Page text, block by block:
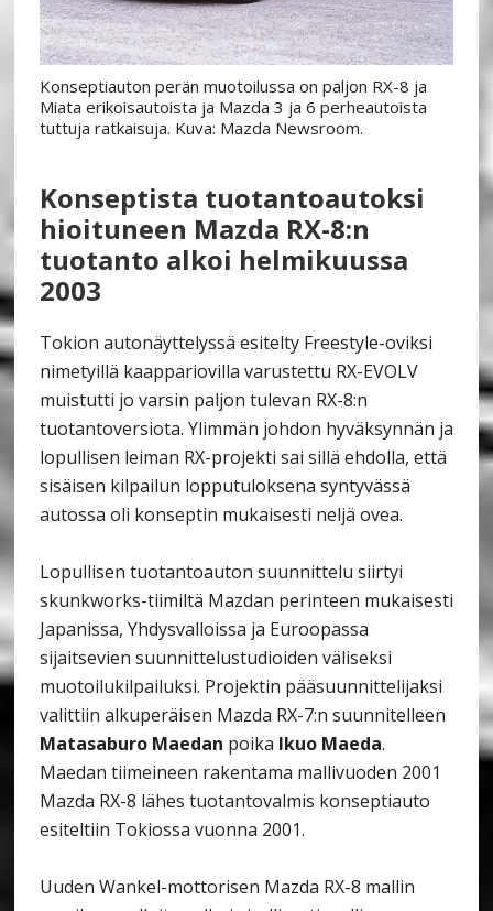
Konseptiauton perän muotoilussa on paljon RX-8 ja
Miata erikoisautoista ja Mazda 3 ja 6 perheautoista
tuttuja ratkaisuja. Kuva: Mazda Newsroom.
Konseptista tuotantoautoksi
hioituneen Mazda RX-8:n
tuotanto alkoi helmikuussa
2003
Tokion autonäyttelyssä esitelty Freestyle-oviksi
nimetyillä kaappariovilla varustettu RX-EVOLV
muistutti jo varsin paljon tulevan RX-8:n
tuotantoversiota. Ylimmän johdon hyväksynnän ja
lopullisen leiman RX-projekti sai sillä ehdolla, että
sisäisen kilpailun lopputuloksena syntyvässä
autossa oli konseptin mukaisesti neljä ovea.
Lopullisen tuotantoauton suunnittelu siirtyi
skunkworks-tiimiltä Mazdan perinteen mukaisesti
Japanissa, Yhdysvalloissa ja Euroopassa
sijaitsevien suunnittelustudioiden väliseksi
muotoilukilpailuksi. Projektin pääsuunnittelijaksi
valittiin alkuperäisen Mazda RX-7:n suunnitelleen
Matasaburo Maedan poika Ikuo Maeda.
Maedan tiimeineen rakentama mallivuoden 2001
Mazda RX-8 lähes tuotantovalmis konseptiauto
esiteltiin Tokiossa vuonna 2001.
Uuden Wankel-mottorisen Mazda RX-8 mallin